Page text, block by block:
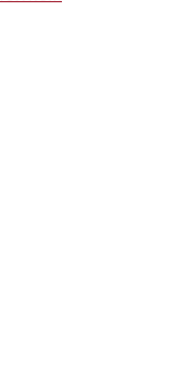
ein Zeichen